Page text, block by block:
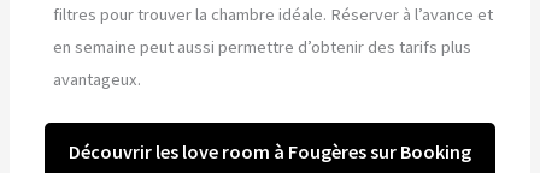
filtres pour trouver la chambre idéale. Réserver à l’avance et
en semaine peut aussi permettre d’obtenir des tarifs plus
avantageux.
Découvrir les love room à Fougères sur Booking